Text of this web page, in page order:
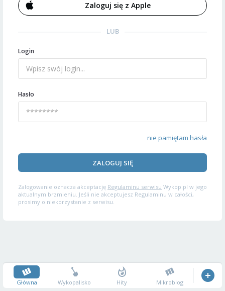
Zaloguj się z Apple
LUB
Login
Hasło
nie pamiętam hasła
ZALOGUJ SIĘ
Zalogowanie oznacza akceptację Regulaminu serwisu Wykop.pl w jego
aktualnym brzmieniu. Jeśli nie akceptujesz Regulaminu w całości,
prosimy o niekorzystanie z serwisu.
Główna Wykopalisko Hity Mikroblog